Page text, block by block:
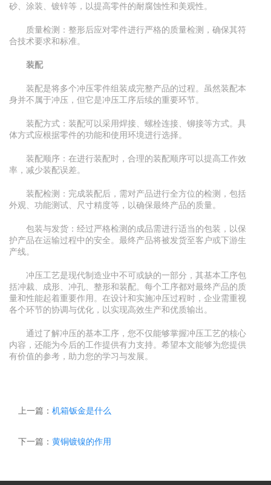
砂、涂装、镀锌等，以提高零件的耐腐蚀性和美观性。
质量检测：整形后应对零件进行严格的质量检测，确保其符
合技术要求和标准。
装配
装配是将多个冲压零件组装成完整产品的过程。虽然装配本
身并不属于冲压，但它是冲压工序后续的重要环节。
装配方式：装配可以采用焊接、螺栓连接、铆接等方式。具
体方式应根据零件的功能和使用环境进行选择。
装配顺序：在进行装配时，合理的装配顺序可以提高工作效
率，减少装配误差。
装配检测：完成装配后，需对产品进行全方位的检测，包括
外观、功能测试、尺寸精度等，以确保最终产品的质量。
包装与发货：经过严格检测的成品需进行适当的包装，以保
护产品在运输过程中的安全。最终产品将被发货至客户或下游生
产线。
冲压工艺是现代制造业中不可或缺的一部分，其基本工序包
括冲裁、成形、冲孔、整形和装配。每个工序都对最终产品的质
量和性能起着重要作用。在设计和实施冲压过程时，企业需重视
各个环节的协调与优化，以实现高效生产和优质输出。
通过了解冲压的基本工序，您不仅能够掌握冲压工艺的核心
内容，还能为今后的工作提供有力支持。希望本文能够为您提供
有价值的参考，助力您的学习与发展。
上一篇： 机箱钣金是什么
下一篇： 黄铜镀镍的作用